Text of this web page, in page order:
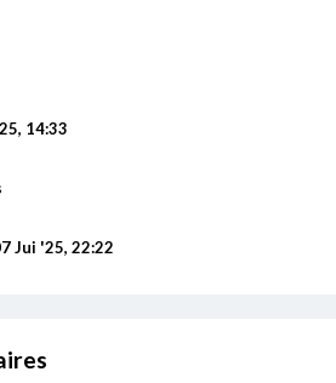
14:33
Jui '25, 22:22